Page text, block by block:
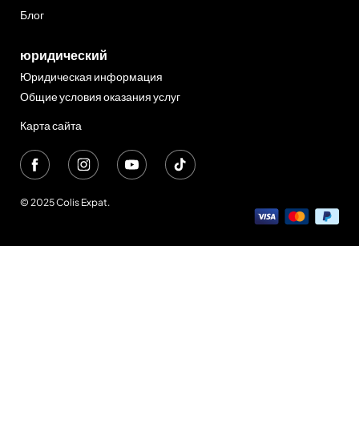
Блог
юридический
Юридическая информация
Общие условия оказания услуг
Карта сайта
© 2025 Colis Expat.